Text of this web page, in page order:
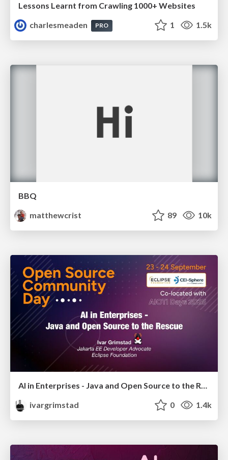
Lessons Learnt from Crawling 1000+ Websites
charlesmeaden
PRO 1 1.5k
BBQ
matthewcrist
89 10k
AI in Enterprises - Java and Open Source to the Rescue
ivargrimstad
0 1.4k